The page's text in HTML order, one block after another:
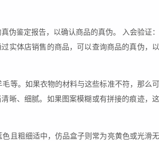
伪鉴定报告，以确认商品的真伪。 入会验证：
实体店销售的商品，可以查询商品的真伪，以
等。如果衣物的材料与这些标准不符，那么可
晰、细腻。如果图案模糊或有拼接的痕迹，这
且粗细适中，仿品盒子则常为亮黄色或光滑无